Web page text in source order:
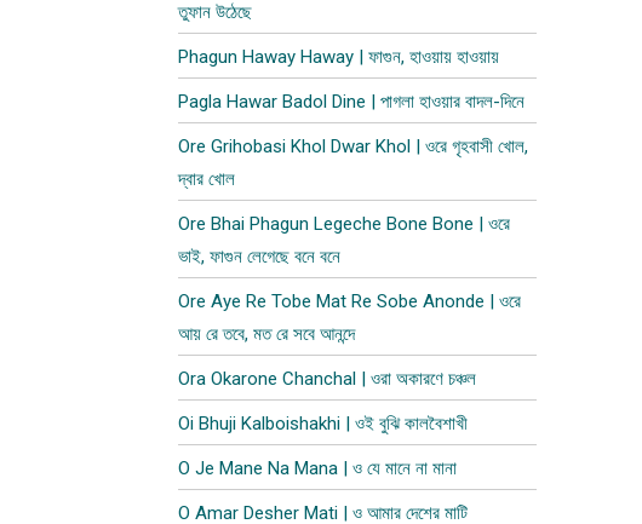
তুফান উঠেছে
Phagun Haway Haway | ফাগুন, হাওয়ায় হাওয়ায়
Pagla Hawar Badol Dine | পাগলা হাওয়ার বাদল-দিনে
Ore Grihobasi Khol Dwar Khol | ওরে গৃহবাসী খোল,
দ্বার খোল
Ore Bhai Phagun Legeche Bone Bone | ওরে
ভাই, ফাগুন লেগেছে বনে বনে
Ore Aye Re Tobe Mat Re Sobe Anonde | ওরে
আয় রে তবে, মত রে সবে আনন্দে
Ora Okarone Chanchal | ওরা অকারণে চঞ্চল
Oi Bhuji Kalboishakhi | ওই বুঝি কালবৈশাখী
O Je Mane Na Mana | ও যে মানে না মানা
O Amar Desher Mati | ও আমার দেশের মাটি